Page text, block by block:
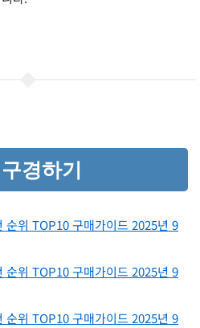
경하기
순위 TOP10 구매가이드 2025년 9
순위 TOP10 구매가이드 2025년 9
순위 TOP10 구매가이드 2025년 9